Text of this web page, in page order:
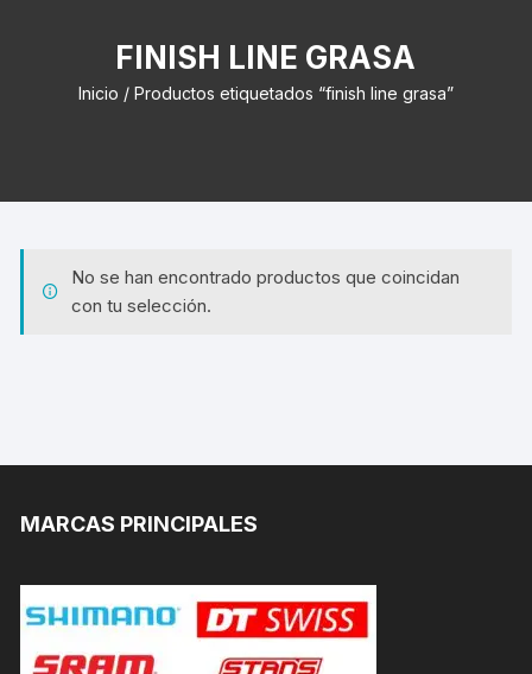
FINISH LINE GRASA
Inicio / Productos etiquetados “finish line grasa”
No se han encontrado productos que coincidan
con tu selección.
MARCAS PRINCIPALES